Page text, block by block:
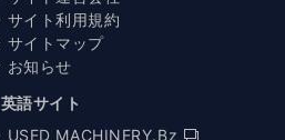
サイト利用規約
サイトマップ
お知らせ
英語サイト
USED MACHINERY.Bz